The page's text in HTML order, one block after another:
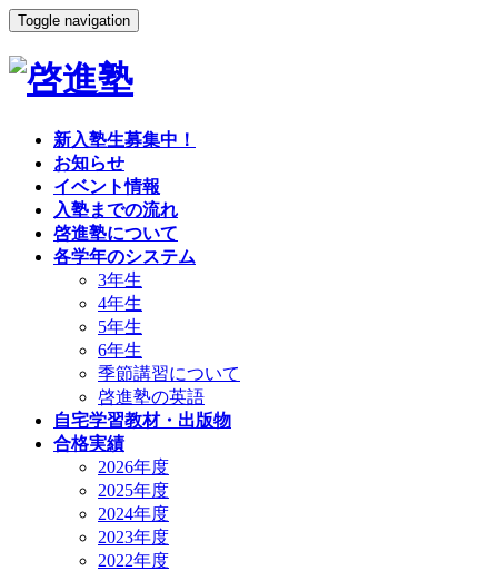
Toggle navigation
新入塾生募集中！
お知らせ
イベント情報
入塾までの流れ
啓進塾について
各学年のシステム
3年生
4年生
5年生
6年生
季節講習について
啓進塾の英語
自宅学習教材・出版物
合格実績
2026年度
2025年度
2024年度
2023年度
2022年度